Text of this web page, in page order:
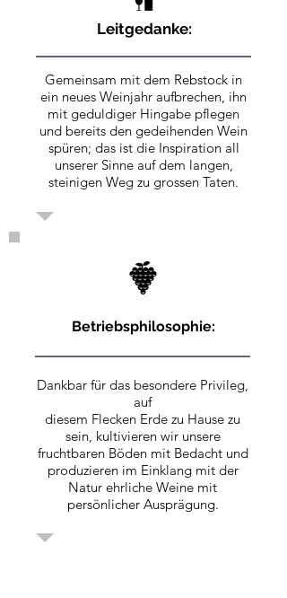
Leitgedanke:
Gemeinsam mit dem Rebstock in
ein neues Weinjahr aufbrechen, ihn
mit geduldiger Hingabe pflegen
und bereits den gedeihenden Wein
spüren; das ist die Inspiration all
unserer Sinne auf dem langen,
steinigen Weg zu grossen Taten.
Betriebsphilosophie:
Dankbar für das besondere Privileg,
auf
diesem Flecken Erde zu Hause zu
sein, kultivieren wir unsere
fruchtbaren Böden mit Bedacht und
produzieren im Einklang mit der
Natur ehrliche Weine mit
persönlicher Ausprägung.